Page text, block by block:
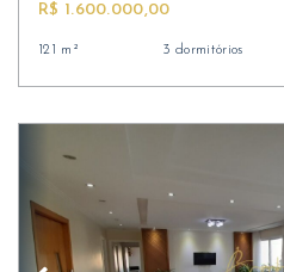
R$ 1.600.000,00
121 m² 3 dormitórios